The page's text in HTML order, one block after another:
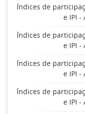
Índices de
e IPI -
Índices de
e IPI -
Índices de
e IPI -
Índices de
e IPI -